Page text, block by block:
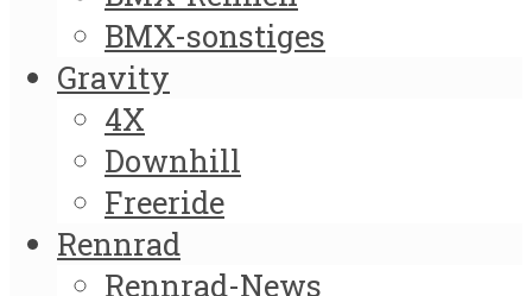
BMX-sonstiges
Gravity
4X
Downhill
Freeride
Rennrad
Rennrad-News